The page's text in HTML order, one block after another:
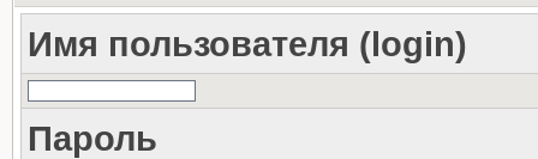
Имя пользователя (login)
Пароль